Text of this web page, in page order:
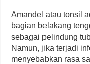
Amandel atau tonsil
bagian belakang
sebagai pelindung
Namun, jika terjadi
menyebabkan rasa